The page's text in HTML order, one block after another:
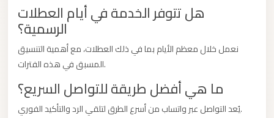
هل تتوفر الخدمة في أيام العطلات
الرسمية؟
نعمل خلال معظم الأيام بما في ذلك العطلات، مع أهمية التنسيق
المسبق في هذه الفترات.
ما هي أفضل طريقة للتواصل السريع؟
يُعد التواصل عبر واتساب من أسرع الطرق لتلقي الرد والتأكيد الفوري.
Cairo
Taxi
New
Cairo
Limousine
Service